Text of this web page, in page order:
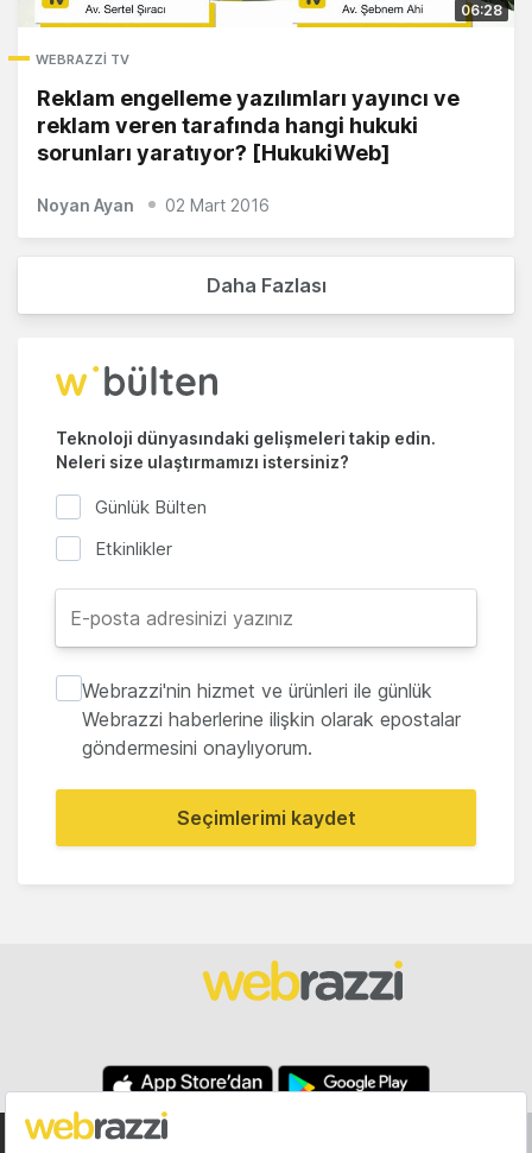
WEBRAZZI TV
Reklam engelleme yazılımları yayıncı ve
reklam veren tarafında hangi hukuki
sorunları yaratıyor? [HukukiWeb]
06:28
Noyan Ayan 02 Mart 2016
Daha Fazlası
Teknoloji dünyasındaki gelişmeleri takip edin.
Neleri size ulaştırmamızı istersiniz?
Günlük Bülten
Etkinlikler
Webrazzi'nin hizmet ve ürünleri ile günlük
Webrazzi haberlerine ilişkin olarak epostalar
göndermesini onaylıyorum.
Seçimlerimi kaydet